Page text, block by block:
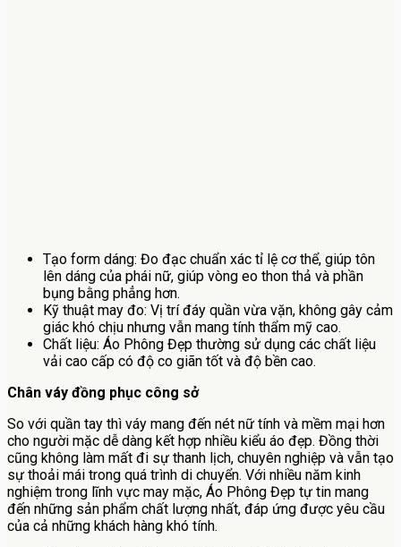
Tạo form dáng: Đo đạc chuẩn xác tỉ lệ cơ thể, giúp tôn
lên dáng của phái nữ, giúp vòng eo thon thả và phần
bụng bằng phẳng hơn.
Kỹ thuật may đo: Vị trí đáy quần vừa vặn, không gây cảm
giác khó chịu nhưng vẫn mang tính thẩm mỹ cao.
Chất liệu: Áo Phông Đẹp thường sử dụng các chất liệu
vải cao cấp có độ co giãn tốt và độ bền cao.
Chân váy đồng phục công sở
So với quần tay thì váy mang đến nét nữ tính và mềm mại hơn
cho người mặc dễ dàng kết hợp nhiều kiểu áo đẹp. Đồng thời
cũng không làm mất đi sự thanh lịch, chuyên nghiệp và vẫn tạo
sự thoải mái trong quá trình di chuyển. Với nhiều năm kinh
nghiệm trong lĩnh vực may mặc, Áo Phông Đẹp tự tin mang
đến những sản phẩm chất lượng nhất, đáp ứng được yêu cầu
của cả những khách hàng khó tính.